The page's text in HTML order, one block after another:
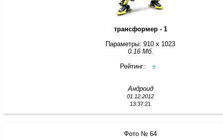
трансформер - 1
Параметры: 910 x 1023
0.16 Мб.
Рейтинг:
±
Андроид
01.12.2012
13:37:21
Фото № 64